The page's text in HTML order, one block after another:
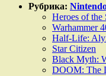
Рубрика:
Heroes of the
Warhammer
Half-Life:
Star Citizen
Black Myth:
DOOM: The